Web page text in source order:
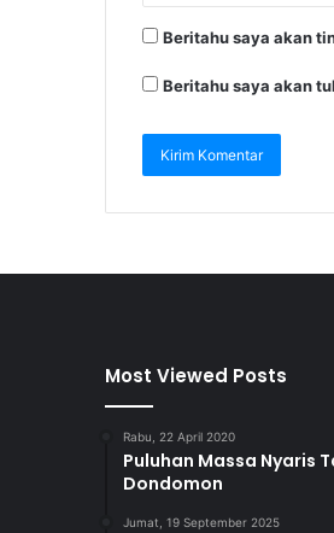
Beritahu saya akan
Beritahu saya akan
Most Viewed Posts
Rabu, 22 April 2020
Puluhan Massa Nyaris
Dondomon
Jumat, 19 September 2025